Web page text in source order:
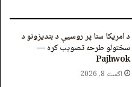
د امریکا سنا پر روسیې د بندیزونو د
سختولو طرحه تصویب کړه —
Pajhwok
اگست 8, 2026